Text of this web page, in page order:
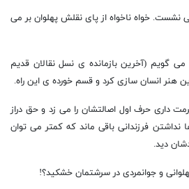
خواه ناخواه از پای نقلش پهلوان بر می
گویم (آخرین بازمانده ی نسل نقالان قدیم
هنر انسان سازی کرد و قسم خورده ی این راه.
داری حرف اول اصالتشان را می زد و حق دراز
نداشتن فرزندانی باقی ماند که کمتر می توان
دید.
و جوانمردی در سرشتمان خشکید؟!